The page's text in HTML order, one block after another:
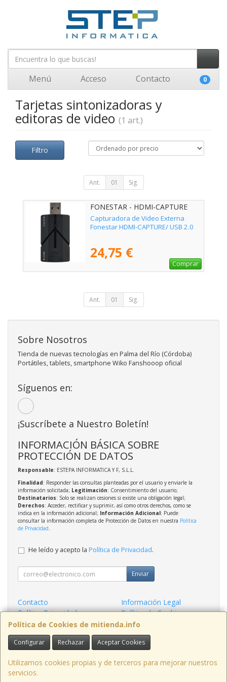
Menú Acceso Contacto 0
Tarjetas sintonizadoras y
editoras de video (1 art.)
Filtro
Ant. 01 Sig.
FONESTAR - HDMI-CAPTURE
Capturadora de Video Externa
Fonestar HDMI-CAPTURE/ USB 2.0
24,75 €
Comprar
Ant. 01 Sig.
Política de Cookies de mitienda.info
Configurar Rechazar Aceptar Cookies
Utilizamos cookies propias y de terceros para mejorar nuestros
servicios.
Sobre Nosotros
Tienda de nuevas tecnologías en Palma del Río (Córdoba)
Portátiles, tablets, smartphone Wiko Fanshooop oficial
Síguenos en:
¡Suscríbete a Nuestro Boletín!
INFORMACIÓN BÁSICA SOBRE
PROTECCIÓN DE DATOS
Responsable: ESTEPA INFORMATICA Y F, S.L.L.
Finalidad: Responder las consultas planteadas por el usuario y enviarle la
información solicitada; Legitimación: Consentimiento del usuario;
Destinatarios: Solo se realizan cesiones si existe una obligación legal;
Derechos: Acceder, rectificar y suprimir, así como otros derechos, como se
indica en la información adicional; Información Adicional: Puede
consultar la información completa de Protección de Datos en nuestra Política
de Privacidad.
He leído y acepto la Política de Privacidad.
Enviar
Contacto
Información Legal
Política Privacidad
Política de Cookies
Condiciones de Compra
Formas de Pago
Contacto
admin@mitienda.info